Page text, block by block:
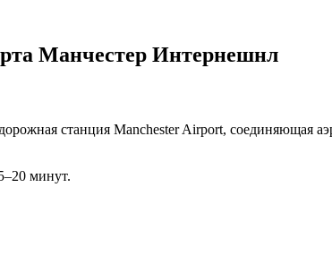
Манчестер Интернешнл
станция Manchester Airport,
минут.